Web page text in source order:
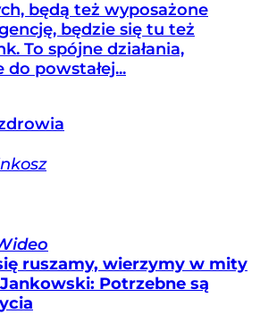
będą też wyposażone
będzie się tu też
To spójne działania,
powstałej...
ruszamy, wierzymy w mity
Potrzebne są